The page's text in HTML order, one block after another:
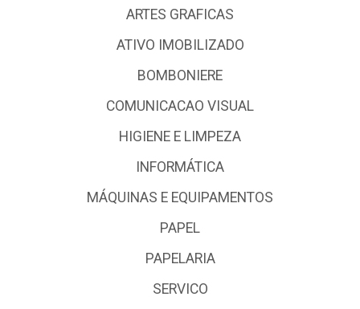
ARTES GRAFICAS
ATIVO IMOBILIZADO
BOMBONIERE
COMUNICACAO VISUAL
HIGIENE E LIMPEZA
INFORMÁTICA
MÁQUINAS E EQUIPAMENTOS
PAPEL
PAPELARIA
SERVICO